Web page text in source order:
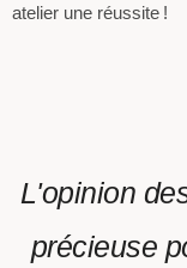
atelier une réussite !
L'opinion
précieuse